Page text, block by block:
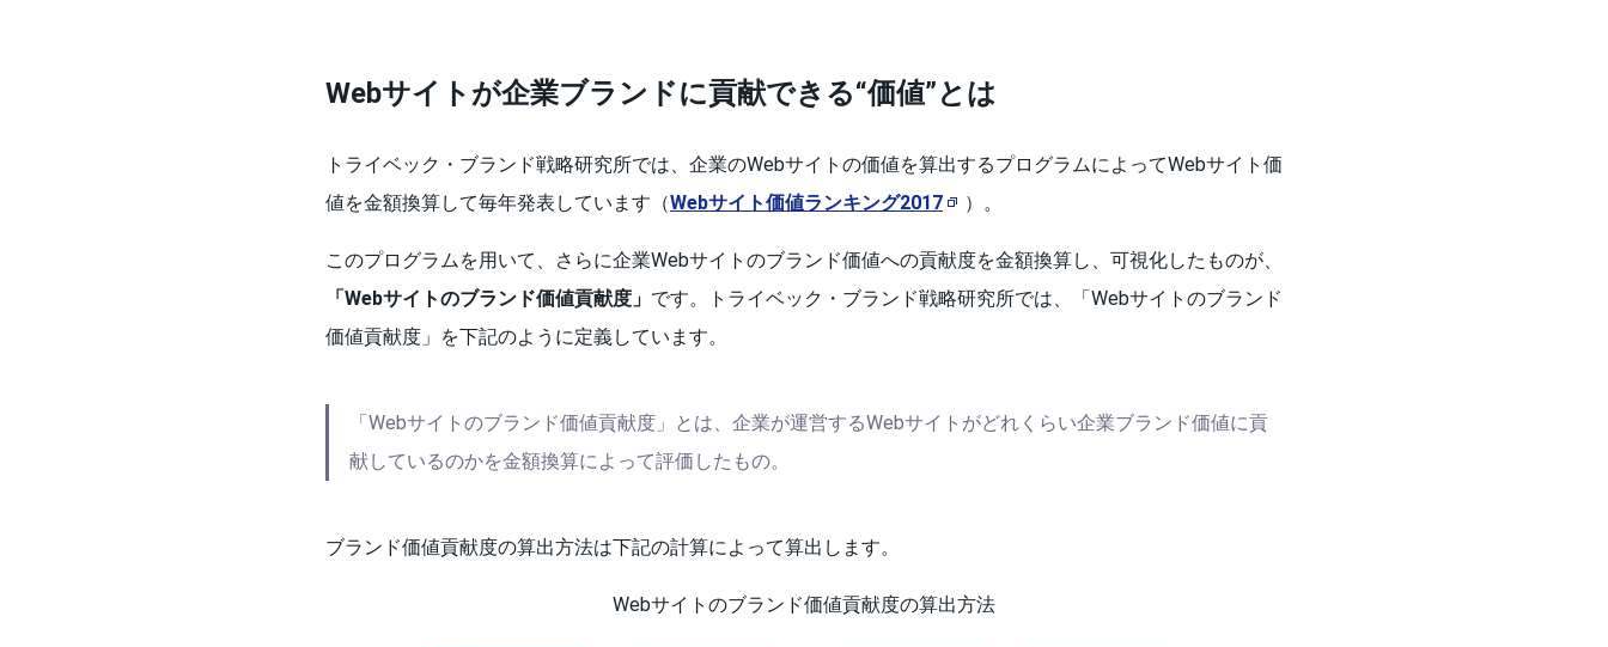
Webサイトが企業ブランドに貢献できる“価値”とは
トライベック・ブランド戦略研究所では、企業のWebサイトの価値を算出するプログラムによってWebサイト価
値を金額換算して毎年発表しています（Webサイト価値ランキング2017 ）。
このプログラムを用いて、さらに企業Webサイトのブランド価値への貢献度を金額換算し、可視化したものが、
「Webサイトのブランド価値貢献度」 です。トライベック・ブランド戦略研究所では、「Webサイトのブランド
価値貢献度」を下記のように定義しています。
「Webサイトのブランド価値貢献度」とは、企業が運営するWebサイトがどれくらい企業ブランド価値に貢
献しているのかを金額換算によって評価したもの。
ブランド価値貢献度の算出方法は下記の計算によって算出します。
Webサイトのブランド価値貢献度の算出方法